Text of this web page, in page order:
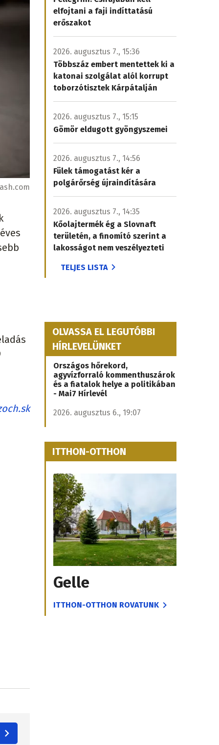
elfojtani a faji indíttatású
erőszakot
2026. augusztus 7., 15:36
Többszáz embert mentettek ki a
katonai szolgálat alól korrupt
toborzótisztek Kárpátalján
2026. augusztus 7., 15:15
Gömör eldugott gyöngyszemei
2026. augusztus 7., 14:56
Fülek támogatást kér a
polgárőrség újraindítására
2026. augusztus 7., 14:35
Kőolajtermék ég a Slovnaft
területén, a finomító szerint a
lakosságot nem veszélyezteti
TELJES LISTA
OLVASSA EL LEGUTÓBBI
HÍRLEVELÜNKET
Országos hőrekord,
agyvízforraló kommenthuszárok
és a fiatalok helye a politikában
- Mai7 Hírlevél
2026. augusztus 6., 19:07
ITTHON-OTTHON
Gelle
ITTHON-OTTHON ROVATUNK